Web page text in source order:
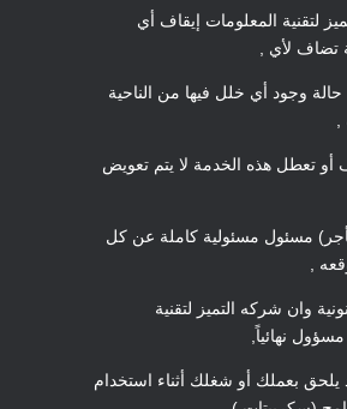
لتقنية المعلومات إيقاف أي
تضاف لأي ,
وجود أي خلل فيها من الناحية
أو تعطل هذه الخدمة لا يتم تعويض
مسئول مسئولية كاملة عن كل
,
وان شركه التميز لتقنية
نهائياً,
بعملك أو شغلك أثناء استخدام